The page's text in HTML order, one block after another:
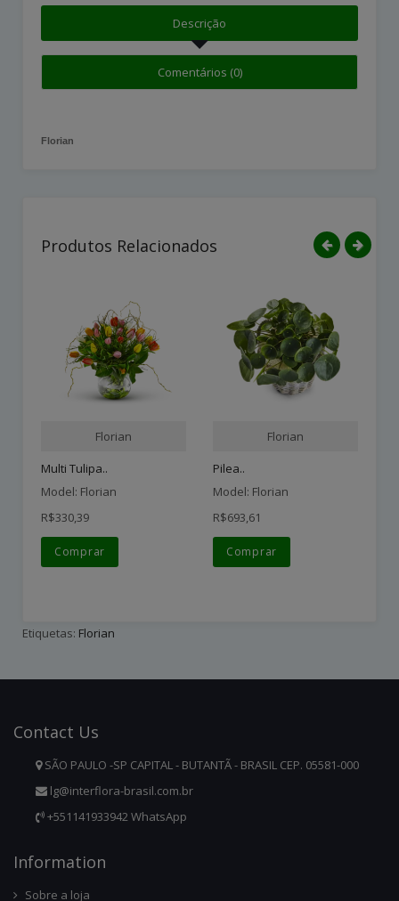
Descrição
Comentários (0)
Florian
Produtos Relacionados
Florian
Multi Tulipa..
Model: Florian
R$330,39
Comprar
Florian
Pilea..
Model: Florian
R$693,61
Comprar
Etiquetas: Florian
Contact Us
SÃO PAULO -SP CAPITAL - BUTANTÃ - BRASIL CEP. 05581-000
lg@interflora-brasil.com.br
+551141933942 WhatsApp
InforMation
Sobre a loja